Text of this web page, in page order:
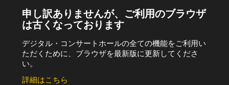
申し訳ありませんが、ご利用のブラウザ
は古くなっております
デジタル・コンサートホールの全ての機能をご利用い
ただくために、ブラウザを最新版に更新してくださ
い。
詳細はこちら